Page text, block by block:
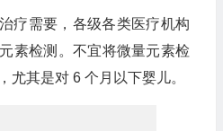
疗需要，各级各类医疗机构
素检测。不宜将微量元素检
尤其是对 6 个月以下婴儿。